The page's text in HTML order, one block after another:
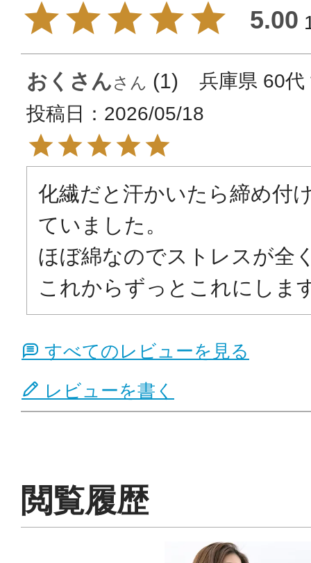
5.00
おくさん 1 兵庫県 60代
投稿日
2026/05/18
化繊だと汗かいたら締め付
ていました。
ほぼ綿なのでストレスが全
これからずっとこれにしま
すべてのレビューを見る
レビューを書く
閲覧履歴